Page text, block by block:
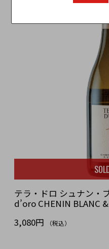
テラ・ドロ シュナン・
d’oro CHENIN BLANC
3,080円
（税込）